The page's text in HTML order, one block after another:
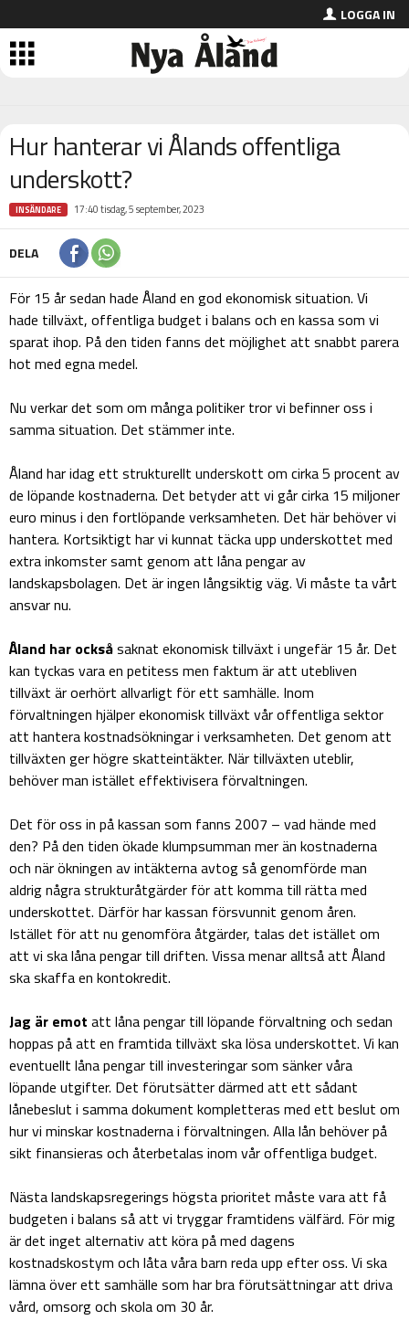
LOGGA IN
Hur hanterar vi Ålands offentliga
underskott?
INSÄNDARE 17:40 tisdag, 5 september, 2023
DELA
För 15 år sedan hade Åland en god ekonomisk situation. Vi
hade tillväxt, offentliga budget i balans och en kassa som vi
sparat ihop. På den tiden fanns det möjlighet att snabbt parera
hot med egna medel.
Nu verkar det som om många politiker tror vi befinner oss i
samma situation. Det stämmer inte.
Åland har idag ett strukturellt underskott om cirka 5 procent av
de löpande kostnaderna. Det betyder att vi går cirka 15 miljoner
euro minus i den fortlöpande verksamheten. Det här behöver vi
hantera. Kortsiktigt har vi kunnat täcka upp underskottet med
extra inkomster samt genom att låna pengar av
landskapsbolagen. Det är ingen långsiktig väg. Vi måste ta vårt
ansvar nu.
Åland har ocksåsaknat ekonomisk tillväxt i ungefär 15 år. Det
kan tyckas vara en petitess men faktum är att utebliven
tillväxt är oerhört allvarligt för ett samhälle. Inom
förvaltningen hjälper ekonomisk tillväxt vår offentliga sektor
att hantera kostnadsökningar i verksamheten. Det genom att
tillväxten ger högre skatteintäkter. När tillväxten uteblir,
behöver man istället effektivisera förvaltningen.
Det för oss in på kassan som fanns 2007 – vad hände med
den? På den tiden ökade klumpsumman mer än kostnaderna
och när ökningen av intäkterna avtog så genomförde man
aldrig några strukturåtgärder för att komma till rätta med
underskottet. Därför har kassan försvunnit genom åren.
Istället för att nu genomföra åtgärder, talas det istället om
att vi ska låna pengar till driften. Vissa menar alltså att Åland
ska skaffa en kontokredit.
Jag är emot att låna pengar till löpande förvaltning och sedan
hoppas på att en framtida tillväxt ska lösa underskottet. Vi kan
eventuellt låna pengar till investeringar som sänker våra
löpande utgifter. Det förutsätter därmed att ett sådant
lånebeslut i samma dokument kompletteras med ett beslut om
hur vi minskar kostnaderna i förvaltningen. Alla lån behöver på
sikt finansieras och återbetalas inom vår offentliga budget.
Nästa landskapsregerings högsta prioritet måste vara att få
budgeten i balans så att vi tryggar framtidens välfärd. För mig
är det inget alternativ att köra på med dagens
kostnadskostym och låta våra barn reda upp efter oss. Vi ska
lämna över ett samhälle som har bra förutsättningar att driva
vård, omsorg och skola om 30 år.